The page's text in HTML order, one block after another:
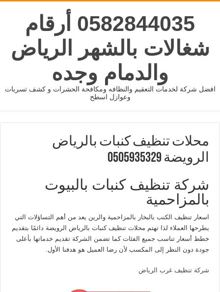
0582844035 أرقام
شغالات بالشهر الرياض
والدمام وجده
افضل شركة لخدمات التعقيم والنظافه ومكافحة الحشرات و كشف تسربات
وعوازل اسطح
محلات تنظيف كنبات بالرياض
الرويضة 0505935329
شركة تنظيف كنبات بالبيوت
بالمزاحمية
اسعار تنظيف الكنب بالبخار بالمزاحمية والرين يعد من أهم التساؤلات التي
يطرحها العملاء لذا تهتم محلات تنظيف كنبات بالرياض الرويضة دائمًا بتقديم
خطط أسعار تناسب جميع الفئات كما تضمن الشركة تقديم خدماتها بأعلى
جودة دون النظر إلى المكسب لأن رضا العميل هو هدفنا الأول.
شركة تنظيف غرب الرياض